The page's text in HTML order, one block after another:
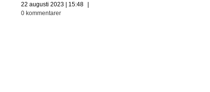
22 augusti 2023 | 15:48
|
0 kommentarer